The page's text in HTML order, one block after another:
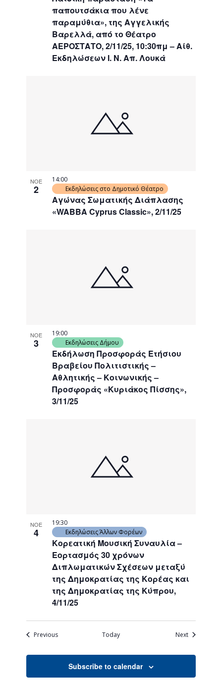
παπουτσάκια που λένε
παραμύθια», της Αγγελικής
Βαρελλά, από το Θέατρο
ΑΕΡΟΣΤΑΤΟ, 2/11/25, 10:30πμ – Αίθ.
Εκδηλώσεων Ι. Ν. Απ. Λουκά
ΝΟΕ
2
Αγώνας Σωματικής Διάπλασης
«WABBA Cyprus Classic», 2/11/25
14:00
Εκδηλώσεις στο Δημοτικό Θέατρο
ΝΟΕ
3
Εκδήλωση Προσφοράς Ετήσιου
Βραβείου Πολιτιστικής –
Αθλητικής – Κοινωνικής –
Προσφοράς «Κυριάκος Πίσσης»,
3/11/25
19:00
Εκδηλώσεις Δήμου
ΝΟΕ
4
Κορεατική Μουσική Συναυλία –
Εορτασμός 30 χρόνων
Διπλωματικών Σχέσεων μεταξύ
της Δημοκρατίας της Κορέας και
της Δημοκρατίας της Κύπρου,
4/11/25
19:30
Εκδηλώσεις Άλλων Φορέων
PreviousEvents Today NextEvents
Subscribe to calendar